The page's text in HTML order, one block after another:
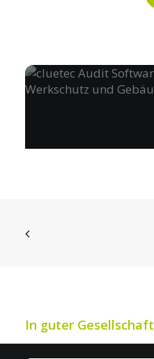
In guter Gesellschaft